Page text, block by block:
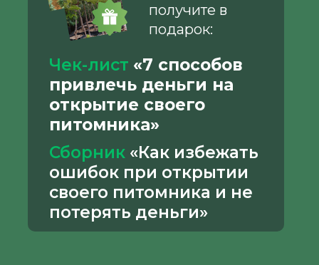
получите в
подарок:
Сборник «Как избежать
ошибок при открытии
своего питомника и не
потерять деньги»
Чек-лист «7 способов
привлечь деньги на
открытие своего
питомника»